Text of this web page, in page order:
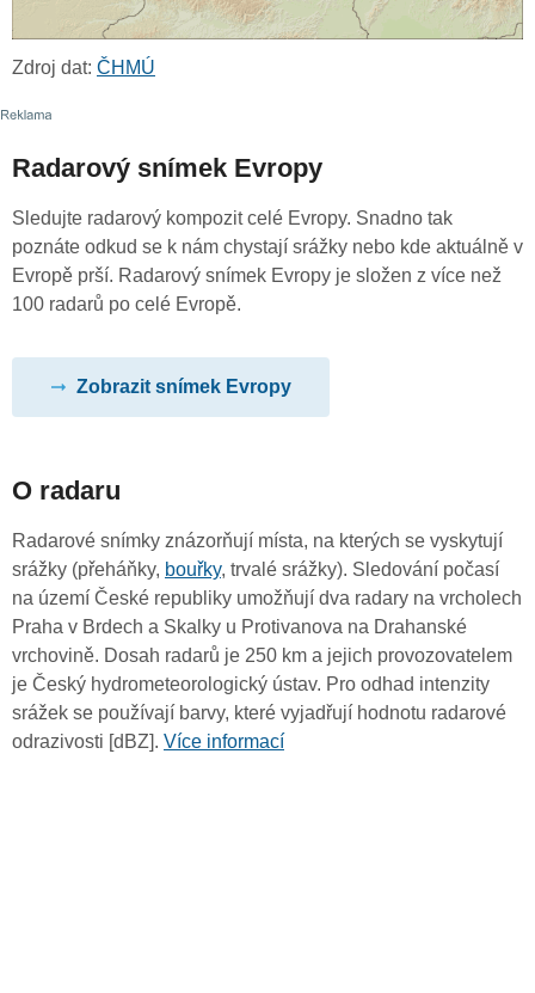
Zdroj dat: ČHMÚ
Radarový snímek Evropy
Sledujte radarový kompozit celé Evropy. Snadno tak
poznáte odkud se k nám chystají srážky nebo kde aktuálně v
Evropě prší. Radarový snímek Evropy je složen z více než
100 radarů po celé Evropě.
Zobrazit snímek Evropy
O radaru
Radarové snímky znázorňují místa, na kterých se vyskytují
srážky (přeháňky, bouřky, trvalé srážky). Sledování počasí
na území České republiky umožňují dva radary na vrcholech
Praha v Brdech a Skalky u Protivanova na Drahanské
vrchovině. Dosah radarů je 250 km a jejich provozovatelem
je Český hydrometeorologický ústav. Pro odhad intenzity
srážek se používají barvy, které vyjadřují hodnotu radarové
odrazivosti [dBZ]. Více informací